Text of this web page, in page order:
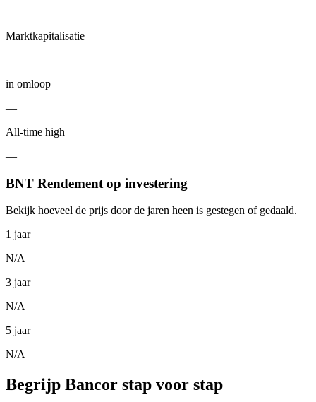
—
Marktkapitalisatie
—
in omloop
—
All-time high
—
BNT Rendement op investering
Bekijk hoeveel de prijs door de jaren heen is gestegen of gedaald.
1 jaar
N/A
3 jaar
N/A
5 jaar
N/A
Begrijp Bancor stap voor stap